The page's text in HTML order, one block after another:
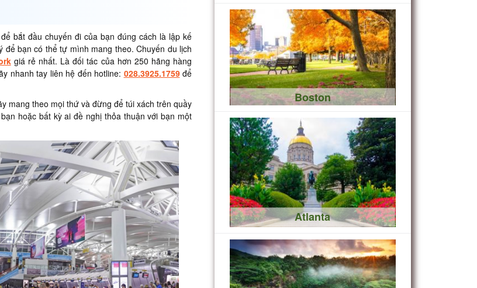
bắt đầu chuyến đi của bạn đúng cách là lập kế
bạn có thể tự mình mang theo. Chuyến du lịch
giá rẻ nhất. Là đối tác của hơn 250 hãng hàng
nhanh tay liên hệ đến hotline: 028.3925.1759để
mang theo mọi thứ và đừng để túi xách trên quầy
hoặc bất kỳ ai đề nghị thỏa thuận với bạn một
Boston
Atlanta